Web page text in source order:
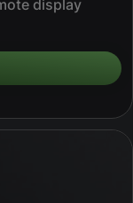
display